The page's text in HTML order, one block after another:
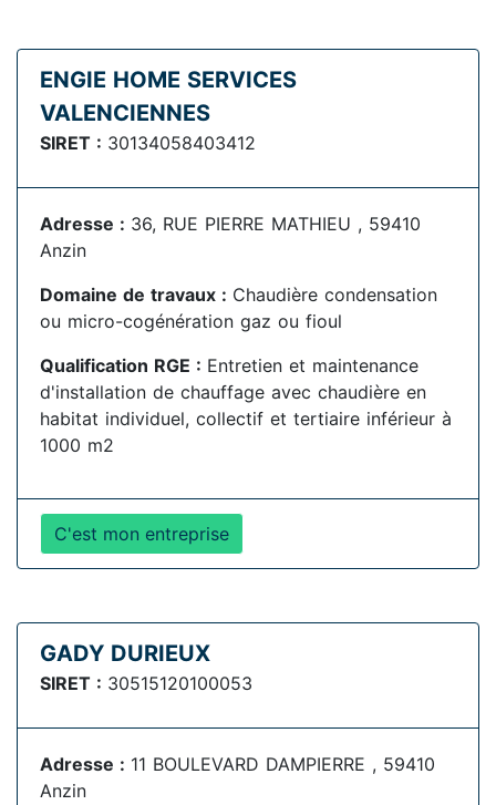
ENGIE HOME SERVICES
VALENCIENNES
SIRET : 30134058403412
Adresse : 36, RUE PIERRE MATHIEU , 59410
Anzin
Domaine de travaux : Chaudière condensation
ou micro-cogénération gaz ou fioul
Qualification RGE : Entretien et maintenance
d'installation de chauffage avec chaudière en
habitat individuel, collectif et tertiaire inférieur à
1000 m2
C'est mon entreprise
GADY DURIEUX
SIRET : 30515120100053
Adresse : 11 BOULEVARD DAMPIERRE , 59410
Anzin